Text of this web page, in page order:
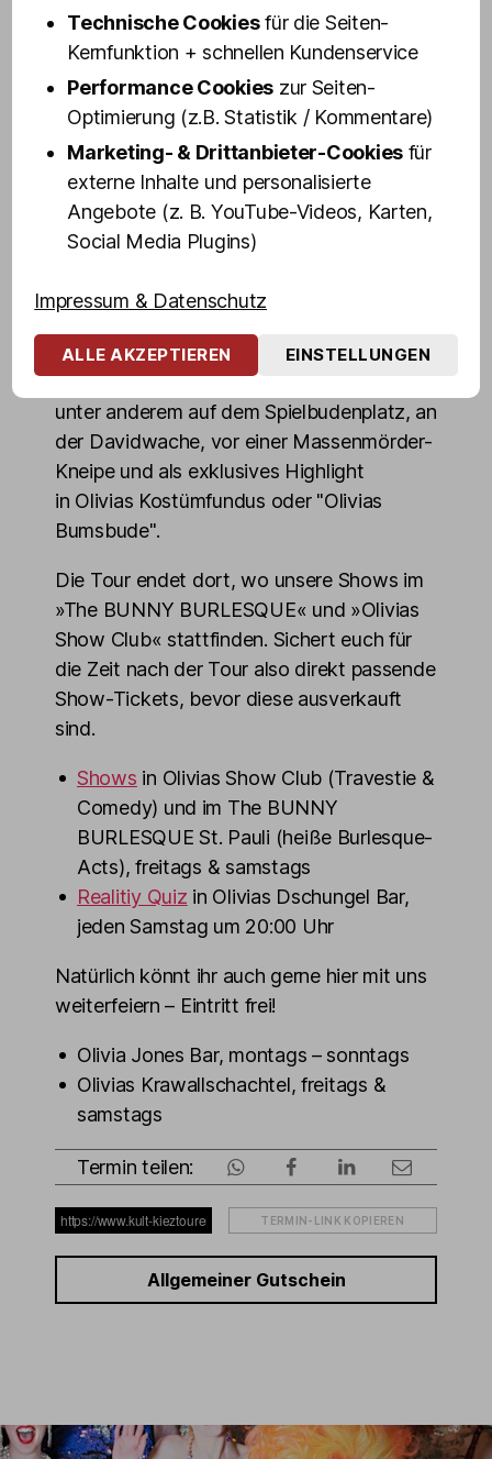
Ikone auf St. Pauli.
Mit spitzer Zunge und derbem Humor
erklärt euch unsere Kiez-Wuchtbrumme
das Wichtigste, was ihr über St. Pauli und
die Reeperbahn wissen müsst, zeigt euch
die interessantesten Sehenswürdigkeiten
und gibt Insider-Einblicke in die
außergewöhnlichen Welten zwischen
Freiheit über die Reeperbahn in den
Rotlicht-Dschungel mit Zwischenstopps
unter anderem auf dem Spielbudenplatz, an
der Davidwache, vor einer Massenmörder-
Kneipe und als exklusives Highlight
in Olivias Kostümfundus oder "Olivias
Bumsbude".
Die Tour endet dort, wo unsere Shows im
»The BUNNY BURLESQUE« und »Olivias
Show Club« stattfinden. Sichert euch für
die Zeit nach der Tour also direkt passende
Show-Tickets, bevor diese ausverkauft
sind.
Shows in Olivias Show Club (Travestie &
Comedy) und im The BUNNY
BURLESQUE St. Pauli (heiße Burlesque-
Acts), freitags & samstags
Realitiy Quiz in Olivias Dschungel Bar,
jeden Samstag um 20:00 Uhr
Natürlich könnt ihr auch gerne hier mit uns
weiterfeiern – Eintritt frei!
Olivia Jones Bar, montags – sonntags
Olivias Krawallschachtel, freitags &
samstags
Termin teilen:
TERMIN-LINK KOPIEREN
Allgemeiner Gutschein
Technische Cookiesfür die Seiten-
Kernfunktion + schnellen Kundenservice
Performance Cookies zur Seiten-
Optimierung (z.B. Statistik / Kommentare)
Marketing- & Drittanbieter-Cookies für
externe Inhalte und personalisierte
Angebote (z. B. YouTube-Videos, Karten,
Social Media Plugins)
Impressum & Datenschutz
ALLE AKZEPTIEREN EINSTELLUNGEN